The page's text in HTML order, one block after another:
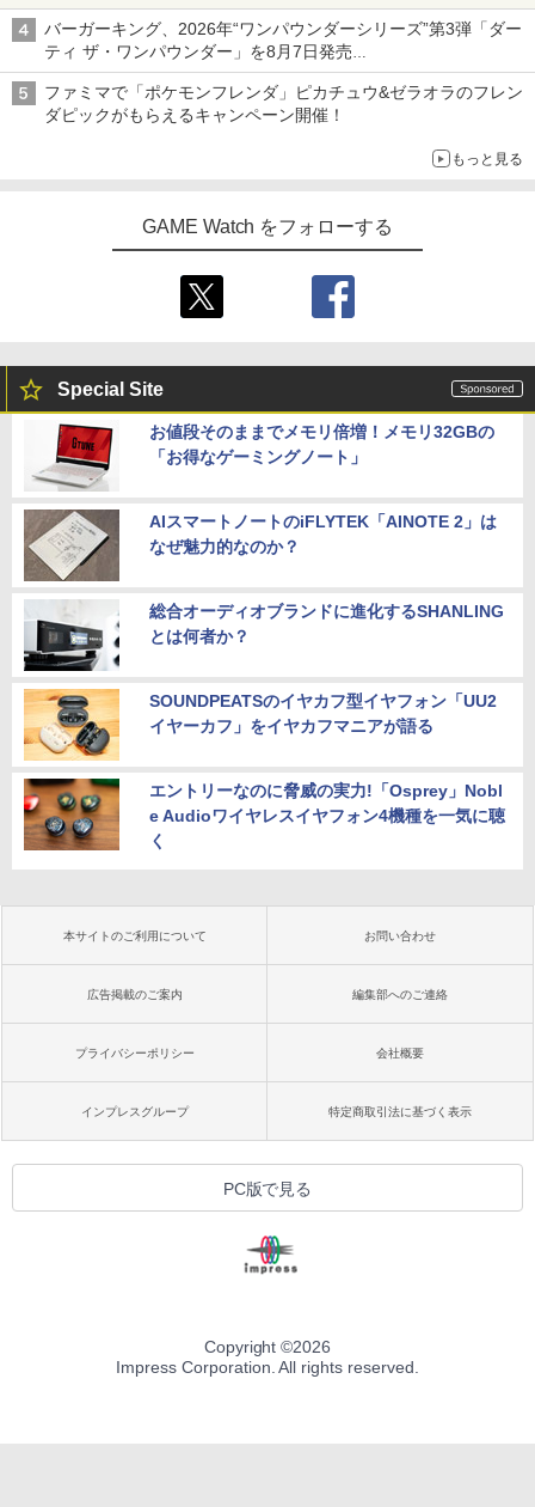
ライン販売開始
バーガーキング、2026年“ワンパウンダーシリーズ”第3弾「ダー
ティ ザ・ワンパウンダー」を8月7日発売
「特製ガーリックマヨソース」を使用した超大型チーズバーガー
ファミマで「ポケモンフレンダ」ピカチュウ&ゼラオラのフレン
ダピックがもらえるキャンペーン開催！
もっと見る
GAME Watch をフォローする
Special Site
お値段そのままでメモリ倍増！メモリ32GBの
「お得なゲーミングノート」
AIスマートノートのiFLYTEK「AINOTE 2」は
なぜ魅力的なのか？
総合オーディオブランドに進化するSHANLING
とは何者か？
SOUNDPEATSのイヤカフ型イヤフォン「UU2
イヤーカフ」をイヤカフマニアが語る
エントリーなのに脅威の実力!「Osprey」Nobl
e Audioワイヤレスイヤフォン4機種を一気に聴
く
本サイトのご利用について お問い合わせ
広告掲載のご案内 編集部へのご連絡
プライバシーポリシー 会社概要
インプレスグループ 特定商取引法に基づく表示
PC版で見る
Copyright ©2026
Impress Corporation. All rights reserved.